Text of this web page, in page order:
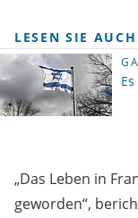
LESEN SIE
„Das Leben in
geworden“,